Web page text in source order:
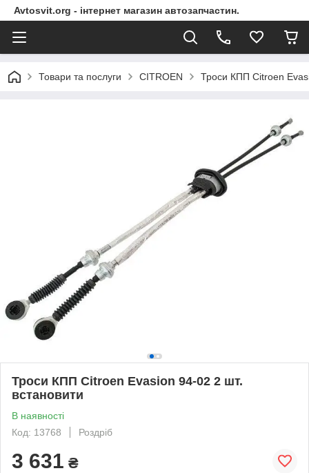
Avtosvit.org - інтернет магазин автозапчастин.
Товари та послуги CITROEN Троси КПП Citroen
Троси КПП Citroen Evasion 94-02 2 шт.
встановити
В наявності
Код: 13768
Роздріб
3 631 ₴